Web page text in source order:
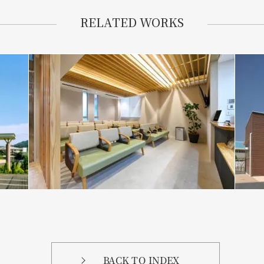
RELATED WORKS
BACK TO INDEX